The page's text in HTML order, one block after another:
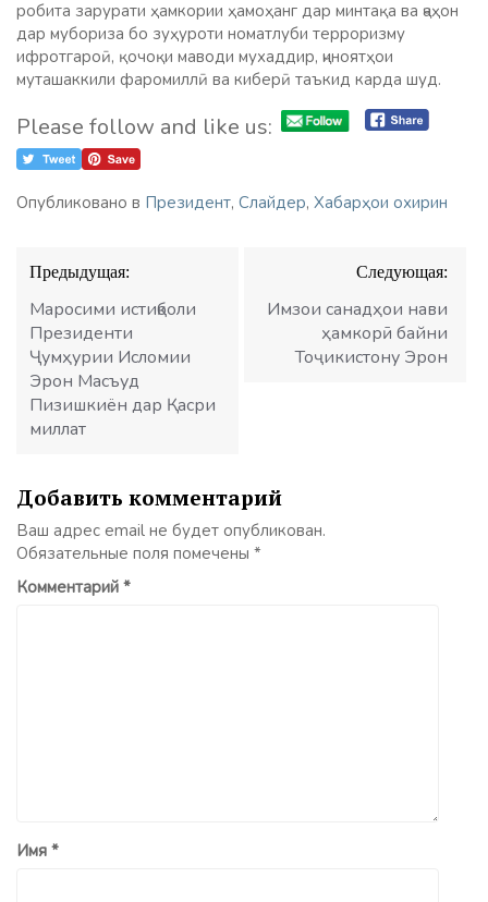
робита зарурати ҳамкории ҳамоҳанг дар минтақа ва ҷаҳон
дар мубориза бо зуҳуроти номатлуби терроризму
ифротгароӣ, қочоқи маводи мухаддир, ҷиноятҳои
муташаккили фаромиллӣ ва киберӣ таъкид карда шуд.
Please follow and like us:
Опубликовано в Президент, Слайдер, Хабарҳои охирин
Навигация
по
записям
Предыдущая:
Маросими истиқболи
Президенти
Ҷумҳурии Исломии
Эрон Масъуд
Пизишкиён дар Қасри
миллат
Следующая:
Имзои санадҳои нави
ҳамкорӣ байни
Тоҷикистону Эрон
Добавить комментарий
Ваш адрес email не будет опубликован.
Обязательные поля помечены *
Комментарий *
Имя *